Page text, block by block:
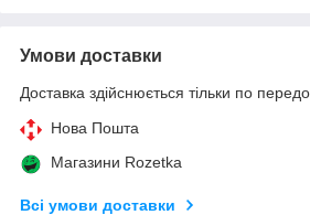
Умови доставки
Доставка здійснюється тільки по
Нова Пошта
Магазини Rozetka
Всі умови доставки